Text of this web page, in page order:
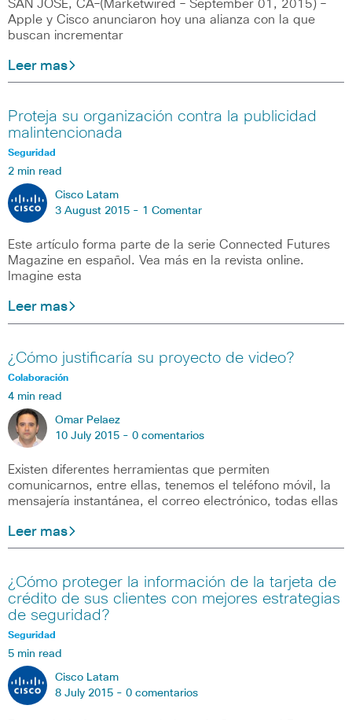
SAN JOSE, CA–(Marketwired – September 01, 2015) –
Apple y Cisco anunciaron hoy una alianza con la que
buscan incrementar
Leer mas
Proteja su organización contra la publicidad
malintencionada
Seguridad
2 min read
Cisco Latam
3 August 2015 - 1 Comentar
Este artículo forma parte de la serie Connected Futures
Magazine en español. Vea más en la revista online.
Imagine esta
Leer mas
¿Cómo justificaría su proyecto de video?
Colaboración
4 min read
Omar Pelaez
10 July 2015 - 0 comentarios
Existen diferentes herramientas que permiten
comunicarnos, entre ellas, tenemos el teléfono móvil, la
mensajería instantánea, el correo electrónico, todas ellas
Leer mas
¿Cómo proteger la información de la tarjeta de
crédito de sus clientes con mejores estrategias
de seguridad?
Seguridad
5 min read
Cisco Latam
8 July 2015 - 0 comentarios